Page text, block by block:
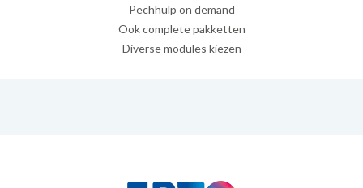
Pechhulp on demand
Ook complete pakketten
Diverse modules kiezen